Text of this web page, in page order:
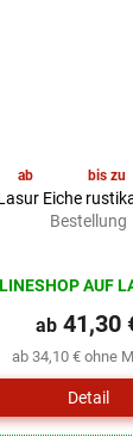
ab bis zu
Eiche
Bestellung
ist
5,0
von
5
AUF
ab 34,10 € ohne
ab 41,30
Detail